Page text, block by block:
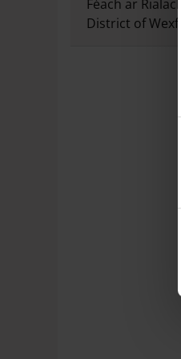
l
Féach ar
District of